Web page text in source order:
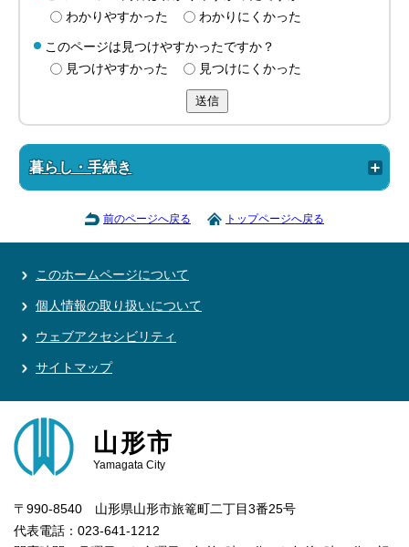
わかりやすかった
わかりにくかった
このページは見つけやすかったですか？
見つけやすかった
見つけにくかった
送信
暮らし・手続き
前のページへ戻る トップページへ戻る
このホームページについて
個人情報の取り扱いについて
ウェブアクセシビリティ
サイトマップ
山形市
Yamagata City
〒990-8540 山形県山形市旅篭町二丁目3番25号
代表電話：023-641-1212